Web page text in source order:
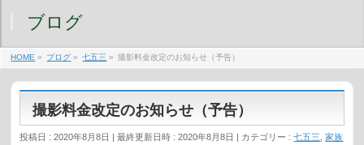
ブログ
HOME » ブログ » 七五三 » 撮影料金改定のお知らせ（予告）
撮影料金改定のお知らせ（予告）
投稿日 : 2020年8月8日 最終更新日時 : 2020年8月8日 カテゴリー :七五三 ,家族